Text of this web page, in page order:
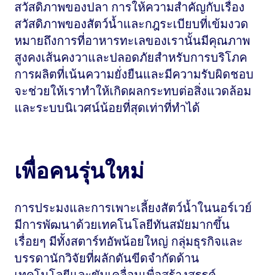
สวัสดิภาพของปลา การให้ความสำคัญกับเรื่อง
สวัสดิภาพของสัตว์น้ำและกฎระเบียบที่เข้มงวด
หมายถึงการที่อาหารทะเลของเรานั้นมีคุณภาพ
สูงคงเส้นคงวาและปลอดภัยสำหรับการบริโภค
การผลิตที่เน้นความยั่งยืนและมีความรับผิดชอบ
จะช่วยให้เราทำให้เกิดผลกระทบต่อสิ่งแวดล้อม
และระบบนิเวศน์น้อยที่สุดเท่าที่ทำได้
เพื่อคนรุ่นใหม่
การประมงและการเพาะเลี้ยงสัตว์น้ำในนอร์เวย์
มีการพัฒนาด้วยเทคโนโลยีทันสมัยมากขึ้น
เรื่อยๆ มีทั้งสตาร์ทอัพน้อยใหญ่ กลุ่มธุรกิจและ
บรรดานักวิจัยที่ผลักดันขีดจำกัดด้าน